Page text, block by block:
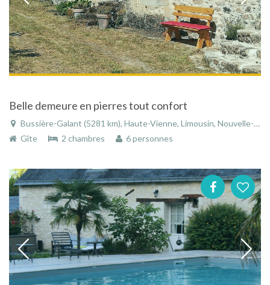
Belle demeure en pierres tout confort
Bussière-Galant (5281 km), Haute-Vienne, Limousin, Nouvelle-Aquitaine, France
Gîte
2 chambres 6 personnes